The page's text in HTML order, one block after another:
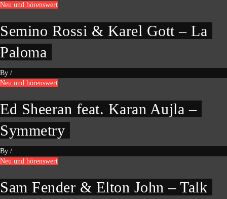
Neu und hörenswert
Semino Rossi & Karel Gott – La
Paloma
By /
Neu und hörenswert
Ed Sheeran feat. Karan Aujla –
Symmetry
By /
Neu und hörenswert
Sam Fender & Elton John – Talk